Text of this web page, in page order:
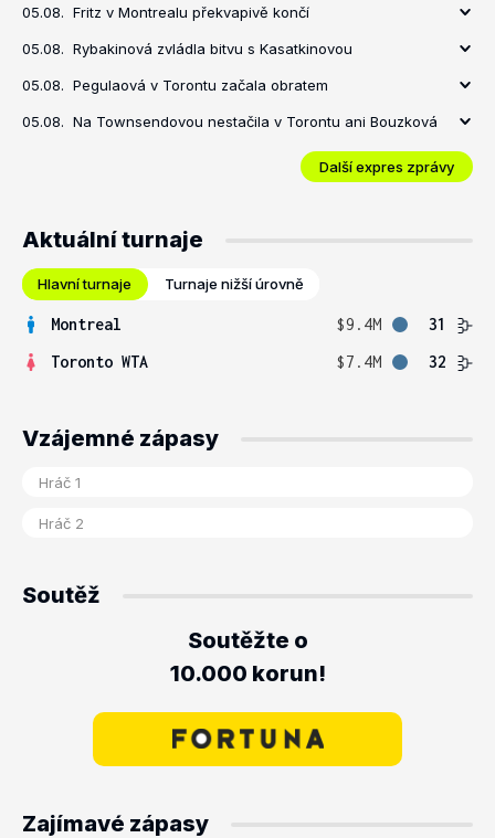
05.08. Fritz v Montrealu překvapivě končí
05.08. Rybakinová zvládla bitvu s Kasatkinovou
05.08. Pegulaová v Torontu začala obratem
05.08. Na Townsendovou nestačila v Torontu ani Bouzková
Další expres zprávy
Aktuální turnaje
Hlavní turnaje Turnaje nižší úrovně
Montreal $9.4M
31
Toronto WTA
$7.4M 32
Vzájemné zápasy
Soutěž
Soutěžte o
10.000 korun!
Zajímavé zápasy